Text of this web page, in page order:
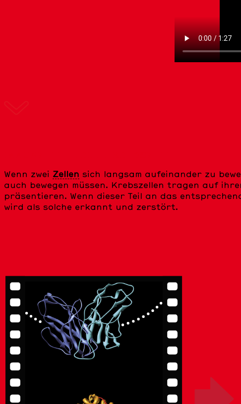
Wenn zwei Zellen sich langsam aufeinander zu
auch bewegen müssen. Krebszellen tragen auf
präsentieren. Wenn dieser Teil an das
wird als solche erkannt und zerstört.